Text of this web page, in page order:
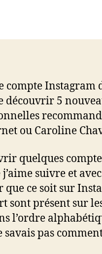
compte Instagram
découvrir 5
ou Caroline
quelques compte
suivre et
que ce soit sur
sont présent sur
l’ordre
pas